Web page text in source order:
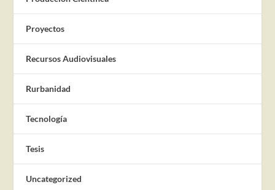
Proyectos
Recursos Audiovisuales
Rurbanidad
Tecnología
Tesis
Uncategorized